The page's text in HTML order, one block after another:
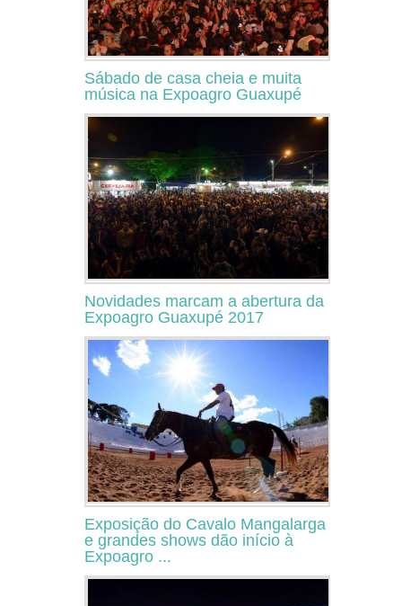
Sábado de casa cheia e muita
música na Expoagro Guaxupé
Novidades marcam a abertura da
Expoagro Guaxupé 2017
Exposição do Cavalo Mangalarga
e grandes shows dão início à
Expoagro ...